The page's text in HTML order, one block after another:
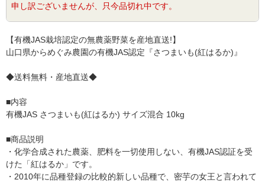
申し訳ございませんが、只今品切れ中です。
【有機JAS栽培認定の無農薬野菜を産地直送!】
山口県からめぐみ農園の有機JAS認定『さつまいも(紅はるか)』
◆送料無料・産地直送◆
■内容
有機JAS さつまいも(紅はるか) サイズ混合 10kg
■商品説明
・化学合成された農薬、肥料を一切使用しない、有機JAS認証を受
けた「紅はるか」です。
・2010年に品種登録の比較的新しい品種で、密芋の女王と言われて